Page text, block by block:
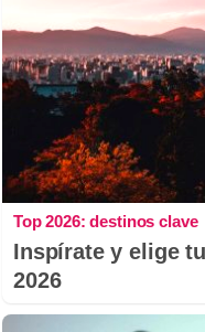
Top 2026: destinos clave
Inspírate y elige
2026